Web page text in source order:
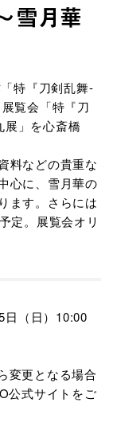
雪月華
特『刀剣乱舞-
覧会「特『刀
展」を心斎橋
料などの貴重な
心に、雪月華の
ます。さらには
定。展覧会オリ
日（日）10:00
変更となる場合
公式サイトをご